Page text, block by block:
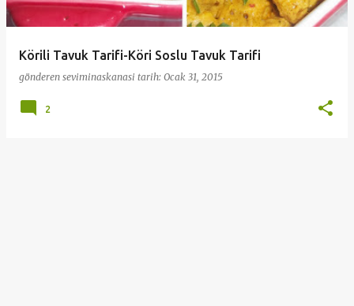
Körili Tavuk Tarifi-Köri Soslu Tavuk Tarifi
gönderen seviminaskanasi tarih: Ocak 31, 2015
2